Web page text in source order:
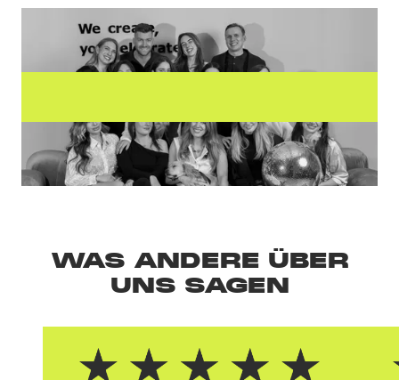
LERNEN SIE DAS TEAM
WAS ANDERE ÜBER
UNS SAGEN